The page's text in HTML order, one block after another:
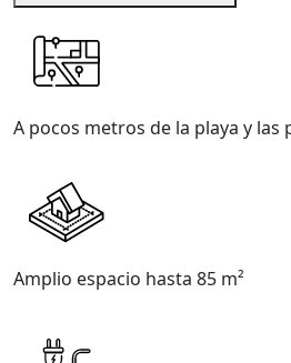
A pocos metros de la playa y las
Amplio espacio hasta 85 m²